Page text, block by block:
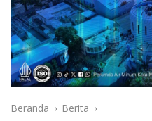
Beranda Berita